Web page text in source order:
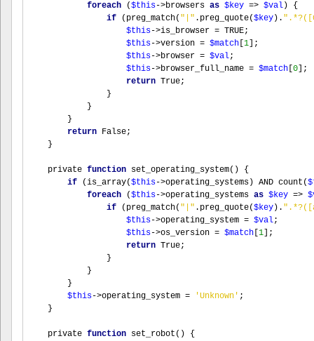
foreach
($this->browsers as $key => $val )
{
if
( preg_match( "|" . preg_quote($key ).
$this->is_browser = TRUE;
$this->version = $match 1 ];
$this->browser = $val;
$this->browser_full_name = $match 0 ];
return True;
}
}
}
return False;
}
    private
function set_operating_system()
{
if
(is_array($this->operating_systems ) AND count (
foreach
($this->operating_systems as $key =>
if
( preg_match( "|" . preg_quote($key ).
$this->operating_system = $val;
$this->os_version = $match 1 ];
return True;
}
}
}
$this->operating_system = 'Unknown' ;
}
    private
function set_robot ()
{